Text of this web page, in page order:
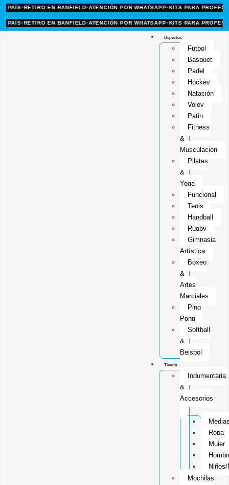
RETIRO EN BANFIELD•ATENCIÓN POR WHATSAPP•KITS PARA PROFES Y
RETIRO EN BANFIELD•ATENCIÓN POR WHATSAPP•KITS PARA PROFES Y
Deportes
Futbol
Basquet
Padel
Hockey
Natación
Voley
Patin
Fitness
&
Musculacion
Pilates
&
Yoga
Funcional
Tenis
Handball
Rugby
Gimnasia
Artística
Boxeo
&
Artes
Marciales
Ping
Pong
Softball
&
Beisbol
Tienda
Indumentaria
&
Accesorios
Ropa
Mujer
Mochilas